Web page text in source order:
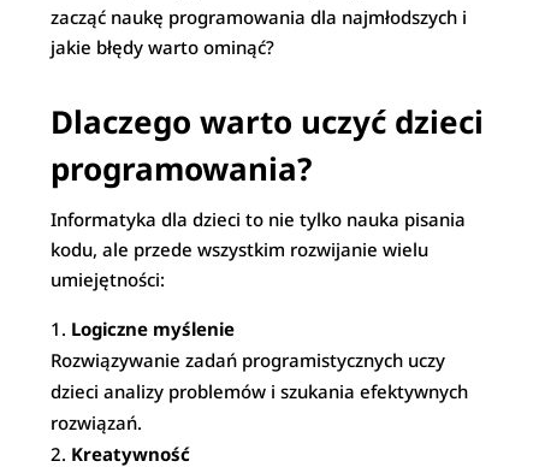
zacząć naukę programowania dla najmłodszych i
jakie błędy warto ominąć?
Dlaczego warto uczyć dzieci
programowania?
Informatyka dla dzieci to nie tylko nauka pisania
kodu, ale przede wszystkim rozwijanie wielu
umiejętności:
Logiczne myślenie
Rozwiązywanie zadań programistycznych uczy
dzieci analizy problemów i szukania efektywnych
rozwiązań.
Kreatywność